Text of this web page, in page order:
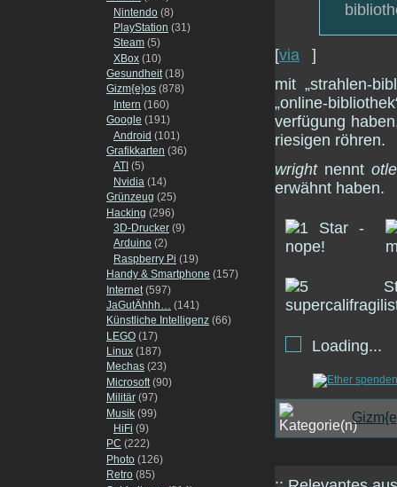
Nintendo (8)
PlayStation (31)
Steam (5)
XBox (10)
Gesundheit(18)
Gizm{e}os (878)
Intern (160)
Google (191)
Android (101)
Grafikkarten (36)
ATI (5)
Nvidia (14)
Grünzeug (25)
Hacking (296)
3D-Drucker (9)
Arduino (2)
Raspberry Pi (19)
Handy & Smartphone (157)
Internet (597)
JaGutÄhhh… (141)
Künstliche Intelligenz (66)
LEGO (17)
Linux (187)
Mechas (23)
Microsoft(90)
Militär (97)
Musik (99)
HiFi (9)
PC (222)
Photo (126)
Retro (85)
[via
]
mit „strahlen-
„online-
verfügung
riesigen röhren.
wrightnennt
erwähnt haben.
Loading...